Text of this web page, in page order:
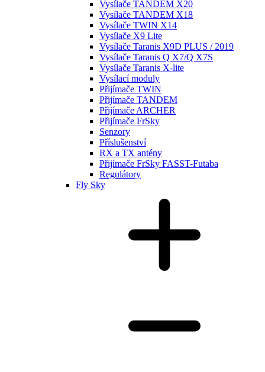
Vysílače TANDEM X20
Vysílače TANDEM X18
Vysílače TWIN X14
Vysílače X9 Lite
Vysílače Taranis X9D PLUS / 2019
Vysílače Taranis Q X7/Q X7S
Vysílače Taranis X-lite
Vysílací moduly
Přijímače TWIN
Přijímače TANDEM
Přijímače ARCHER
Přijímače FrSky
Senzory
Příslušenství
RX a TX antény
Přijímače FrSky FASST-Futaba
Regulátory
Fly Sky